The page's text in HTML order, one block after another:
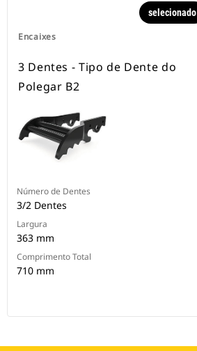
Encaixes
selecionado
3 Dentes - Tipo de Dente do
Polegar B2
Número de Dentes
3/2 Dentes
Largura
363 mm
Comprimento Total
710 mm